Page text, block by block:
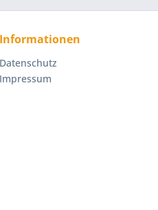
Informationen
Datenschutz
Impressum